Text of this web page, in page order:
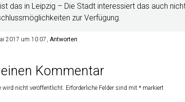
das in Leipzig – Die Stadt interessiert das auch
zur Verfügung.
2017 um 10:07 Antworten
Kommentar
wird nicht veröffentlicht. Erforderliche Felder sind mit * markiert